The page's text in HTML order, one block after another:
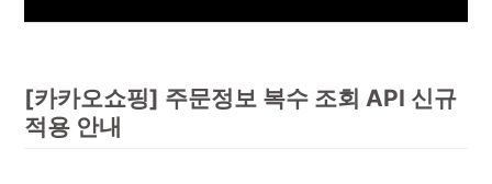
[카카오쇼핑] 주문정보 복수 조회 API 신규
적용 안내